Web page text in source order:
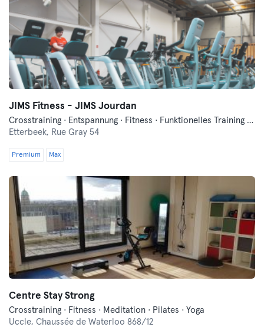
JIMS Fitness - JIMS Jourdan
Crosstraining · Entspannung · Fitness · Funktionelles Training · Indoorcycling · Pilates · Tanzen
Etterbeek, Rue Gray 54
Premium Max
Centre Stay Strong
Crosstraining · Fitness · Meditation · Pilates · Yoga
Uccle, Chaussée de Waterloo 868/12